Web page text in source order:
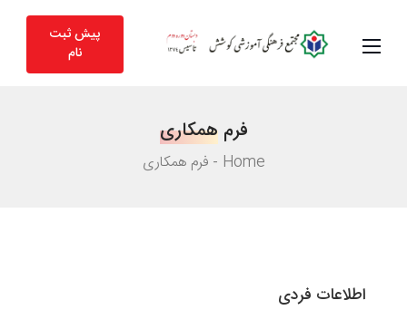
پیش ثبت
نام
فرمهمکاری
Home فرم همکاری
اطلاعات فردی